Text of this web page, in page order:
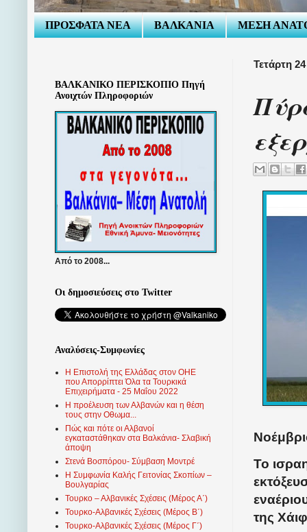
ΠΡΟΣΦΑΤΑ ΝΕΑ ΒΑΛΚΑΝΙΑ ΜΕΣΗ
Τετάρτη
Το
της
ΒΑΛΚΑΝΙΚΟ ΠΕΡΙΣΚΟΠΙΟ Πηγή
Ανοιχτών Πληροφοριών
Από το 2008...
Οι δημοσιεύσεις στο Twitter
Αναλύσεις-Συμφωνίες
Η Επιστολή της Ελλάδας στον ΟΗΕ
που Απορρίπτει Όλα τα Τουρκικά
Επιχειρήματα - 25 Μαΐου 2022
Η προέλευση των Αλβανών και η θέση
τους στην Οθωμα...
Πώς και πότε οι Αλβανοί
εγκαταστάθηκαν στα Βαλκάνια- Σλαβική
άποψη
Στενά Βοσπόρου- Σύμβαση Μοντρέ
Η Συμφωνία Καλής Γειτονίας Σκοπίων –
Βουλγαρίας
Τουρκο – Αλβανικές Σχέσεις (Mέρος Α΄)
Τουρκο-Αλβανικές Σχέσεις (Μέρος Β΄)
Τουρκο-Αλβανικές Σχέσεις (Μέρος Γ΄)